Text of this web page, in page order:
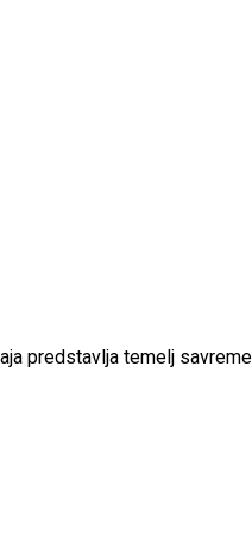
predstavlja temelj